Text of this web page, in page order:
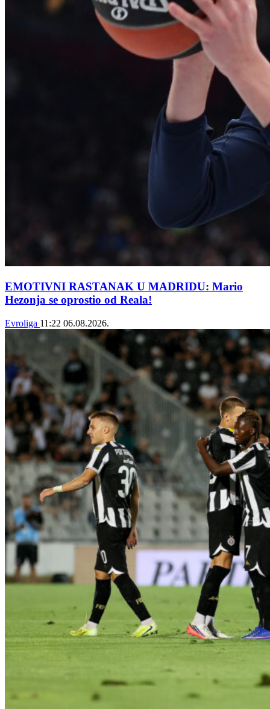
EMOTIVNI RASTANAK U MADRIDU: Mario
Hezonja se oprostio od Reala!
Evroliga 11:22 06.08.2026.